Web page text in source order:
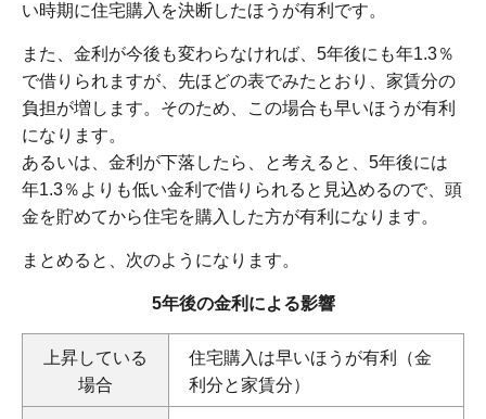
い時期に住宅購入を決断したほうが有利です。
また、金利が今後も変わらなければ、5年後にも年1.3％
で借りられますが、先ほどの表でみたとおり、家賃分の
負担が増します。そのため、この場合も早いほうが有利
になります。
あるいは、金利が下落したら、と考えると、5年後には
年1.3％よりも低い金利で借りられると見込めるので、頭
金を貯めてから住宅を購入した方が有利になります。
まとめると、次のようになります。
5年後の金利による影響
上昇している
場合
住宅購入は早いほうが有利（金
利分と家賃分）